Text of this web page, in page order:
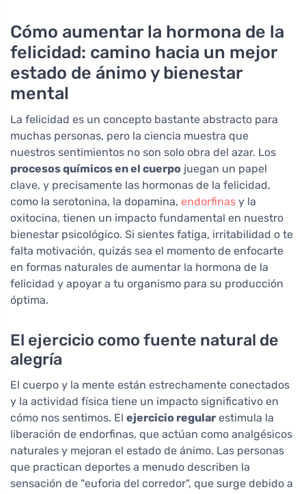
Cómo aumentar la hormona de la
felicidad: camino hacia un mejor
estado de ánimo y bienestar
mental
La felicidad es un concepto bastante abstracto para
muchas personas, pero la ciencia muestra que
nuestros sentimientos no son solo obra del azar. Los
procesos químicos en el cuerpo juegan un papel
clave, y precisamente las hormonas de la felicidad,
como la serotonina, la dopamina, endorfinas y la
oxitocina, tienen un impacto fundamental en nuestro
bienestar psicológico. Si sientes fatiga, irritabilidad o te
falta motivación, quizás sea el momento de enfocarte
en formas naturales de aumentar la hormona de la
felicidad y apoyar a tu organismo para su producción
óptima.
El ejercicio como fuente natural de
alegría
El cuerpo y la mente están estrechamente conectados
y la actividad física tiene un impacto significativo en
cómo nos sentimos. El ejercicio regular estimula la
liberación de endorfinas, que actúan como analgésicos
naturales y mejoran el estado de ánimo. Las personas
que practican deportes a menudo describen la
sensación de "euforia del corredor", que surge debido a